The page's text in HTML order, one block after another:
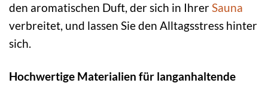
den aromatischen Duft, der sich in IhrerSauna
verbreitet, und lassen Sie den Alltagsstress hinter
sich.
Hochwertige Materialien für langanhaltende